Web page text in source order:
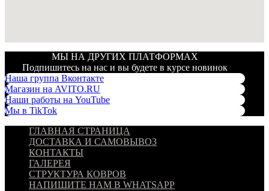
МЫ НА ДРУГИХ ПЛАТФОРМАХ
Подпишитесь на нас и вы будете в курсе новинок
Наша группа Вконтакте
Магазин на AVITO.RU
Наши работы на YouTube
Мы в TikTok
ГЛАВНАЯ СТРАНИЦА
ДОСТАВКА И САМОВЫВОЗ
КОНТАКТЫ
ГАЛЕРЕЯ
СТРУКТУРА КОВРОВ
НАПИШИТЕ НАМ В WHATSAPP